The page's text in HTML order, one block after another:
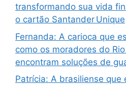
transformando sua vida
o cartão Santander Unique
Fernanda: A carioca que
como os moradores do
encontram soluções de
Patrícia: A brasiliense que